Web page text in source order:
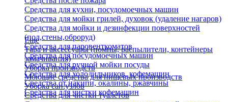
Средства для кухни, посудомоечных машин
Средства для мойки грилей, духовок (удаление нагаров)
Средства для мойки и дезинфекции поверхностей
(пол,стены,оброруд)
Средства для паровенткоматов
Средства для посудомоечных машин
Средства для ручной мойки посуды
Средства для холодильников, кофемашин
Средства от накипи, окалины, ржавчины
Средства для чистки кофемашин
Еще
Тара и аксессуары (помпы, распылители, контейнеры
замачивания)
Уборка производств
Моющие средства для пищевых производств
Уборка сан.узлов
Средства для чистки туалетов